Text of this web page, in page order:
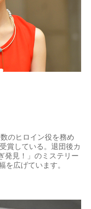
のヒロイン役を務め
賞している。退団後カ
発見！」のミステリー
を広げています。